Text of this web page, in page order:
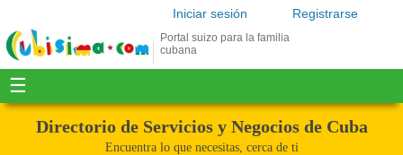
Registrarse
Iniciar sesión
Portal suizo para la familia
cubana
☰
Directorio de Servicios y Negocios de Cuba
Encuentra lo que necesitas, cerca de ti